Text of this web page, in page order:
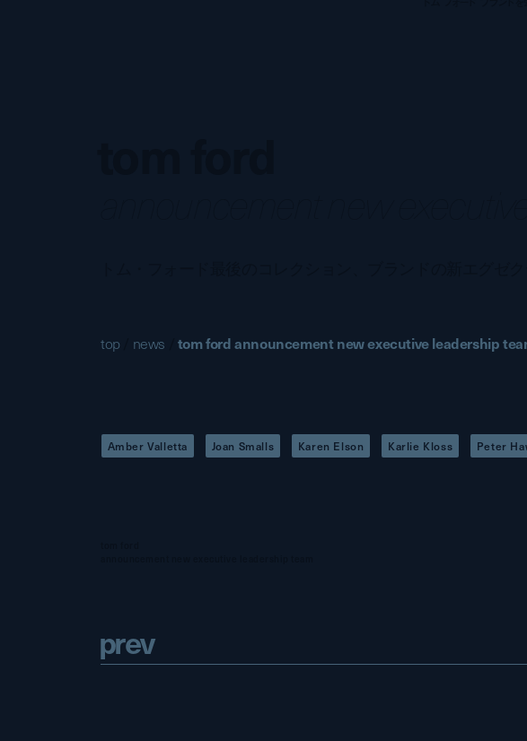
top news tom ford announcement new executive leadership
Amber Valletta Joan Smalls Karen Elson Karlie Kloss Peter
prev